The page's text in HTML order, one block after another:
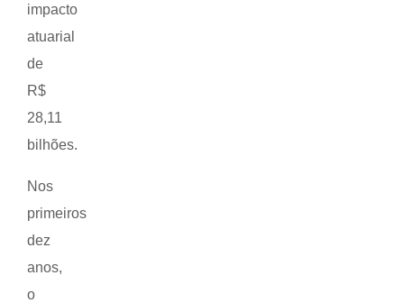
impacto
atuarial
de
R$
28,11
bilhões.
Nos
primeiros
dez
anos,
o